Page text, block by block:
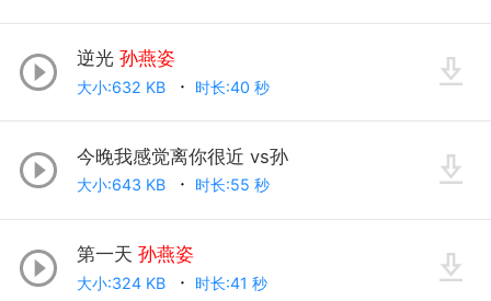
逆光 孙燕姿
大小:632 KB 时长:40 秒
今晚我感觉离你很近 vs孙
大小:643 KB 时长:55 秒
第一天 孙燕姿
大小:324 KB 时长:41 秒